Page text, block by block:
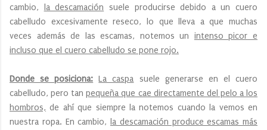
cambio,
la descamación suele producirse debido a un cuero
cabelludo excesivamente reseco, lo que lleva a que muchas
veces además de las escamas, notemos un intenso picor e
incluso que el cuero cabelludo se pone rojo.
Donde se posiciona: La caspa suele generarse en el cuero
cabelludo, pero tanpequeña que cae directamente del pelo a los
hombros, de ahí que siempre la notemos cuando la vemos en
nuestra ropa. En cambio, la descamación produce escamas más